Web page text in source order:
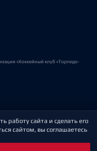
«Хоккейный клуб «Торпедо-
работу сайта и сделать его
сайтом, вы соглашаетесь